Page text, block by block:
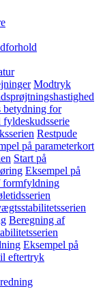
Modtryk
betydning for
Restpude
på parameterkort
Start på
Eksempel på
formfyldning
Beregning af
Eksempel på
eftertryk